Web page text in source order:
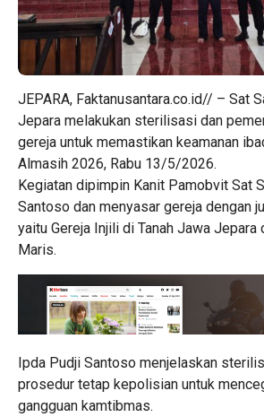
JEPARA, Faktanusantara.co.id// – Sat
Jepara melakukan sterilisasi dan
gereja untuk memastikan keamanan
Almasih 2026, Rabu 13/5/2026.
Kegiatan dipimpin Kanit Pamobvit Sat
Santoso dan menyasar gereja dengan
yaitu Gereja Injili di Tanah Jawa Jepara
Maris.
Ipda Pudji Santoso menjelaskan
prosedur tetap kepolisian untuk
gangguan kamtibmas.